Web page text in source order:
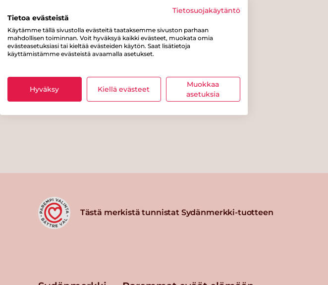
Tästä merkistä tunnistat Sydänmerkki-tuotteen
Tietosuojakäytäntö
Tietoa evästeistä
Käytämme tällä sivustolla evästeitä taataksemme sivuston parhaan
mahdollisen toiminnan. Voit hyväksyä kaikki evästeet, muokata omia
evästeasetuksiasi tai kieltää evästeiden käytön. Saat lisätietoja
käyttämistämme evästeistä avaamalla asetukset.
Hyväksy Kiellä evästeet
Muokkaa
asetuksia